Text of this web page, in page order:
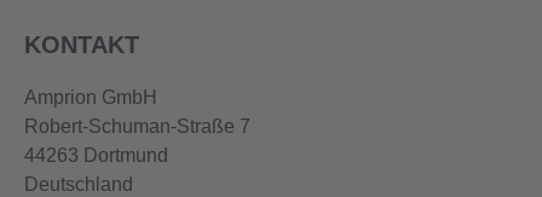
KONTAKT
Amprion GmbH
Robert-Schuman-Straße 7
44263 Dortmund
Deutschland